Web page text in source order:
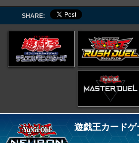
SHARE:
遊戯王カード